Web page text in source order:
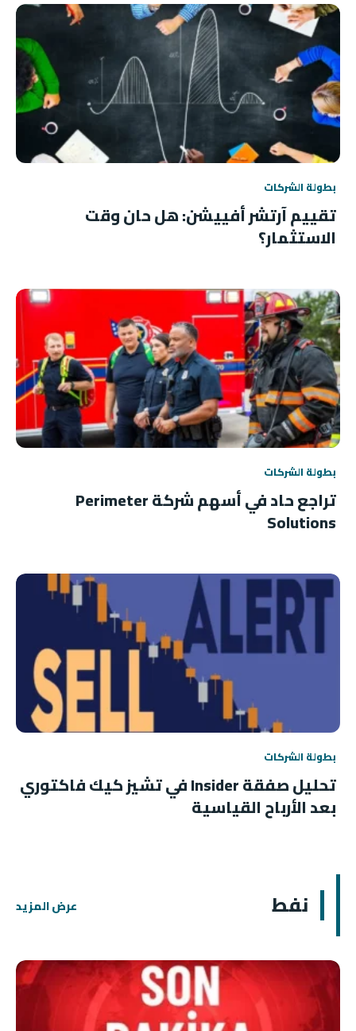
بطولة الشركات
تقييم آرتشر أفييشن: هل حان وقت
الاستثمار؟
بطولة الشركات
تراجع حاد في أسهم شركة Perimeter
Solutions
بطولة الشركات
تحليل صفقة Insider في تشيز كيك فاكتوري
بعد الأرباح القياسية
نفط عرض المزيد